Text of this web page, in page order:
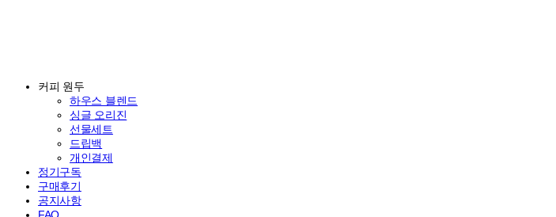
커피 원두
하우스 블렌드
싱글 오리진
선물세트
드립백
개인결제
정기구독
구매후기
공지사항